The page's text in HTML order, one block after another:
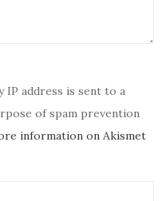
IP address is sent to a
of spam prevention
information on Akismet